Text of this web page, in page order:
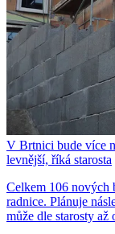
V Brtnici bude více
levnější, říká starosta
Celkem 106 nových
radnice. Plánuje
může dle starosty až